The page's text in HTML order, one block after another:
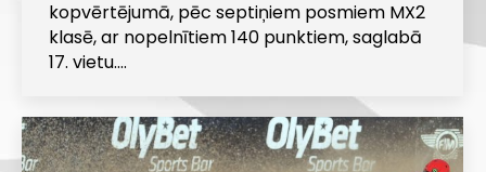
kopvērtējumā, pēc septiņiem posmiem MX2
klasē, ar nopelnītiem 140 punktiem, saglabā
17. vietu.…